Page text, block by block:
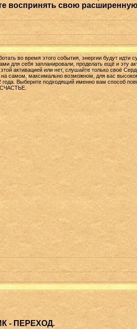
воспринять свою
во время этого события, энергии будут
для себя запланировали, проделать ещё и эту
активацией или нет, слушайте только своё
самом, максимально возможном, для вас
года. Выберите подходящий именно вам способ
- ПЕРЕХОД.